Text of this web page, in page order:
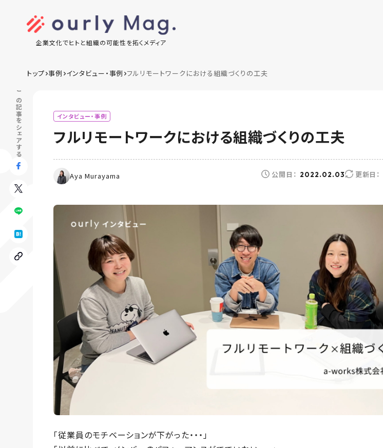
企業文化でヒトと組織の可能性を拓くメディア
トップ 事例 インタビュー・事例 フルリモートワークにおける組織づくりの工夫
この記事をシェアする インタビュー・事例
フルリモートワークにおける組織づくりの工夫
Aya Murayama 公開日： 2022.02.03 更新日：
「従業員のモチベーションが下がった・・・」